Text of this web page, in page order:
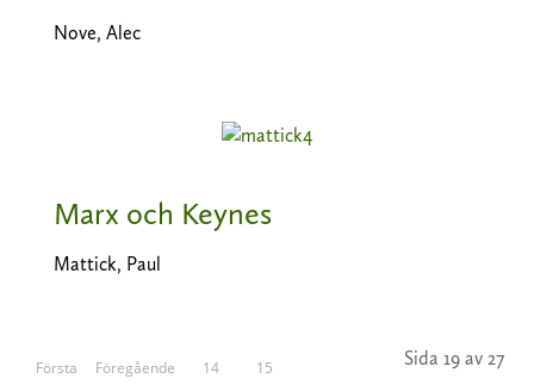
Nove, Alec
Marx och Keynes
Mattick, Paul
Första Föregående 14 15 Sida 19 av 27